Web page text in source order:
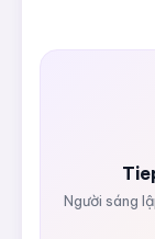
Người sáng